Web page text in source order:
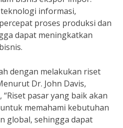
informasi,
proses produksi dan
dapat meningkatkan
dengan melakukan riset
Dr. John Davis,
pasar yang baik akan
memahami kebutuhan
global, sehingga dapat